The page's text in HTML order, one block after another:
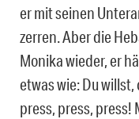
er mit seinen
zerren. Aber die
Monika wieder, er
etwas wie: Du
press, press,